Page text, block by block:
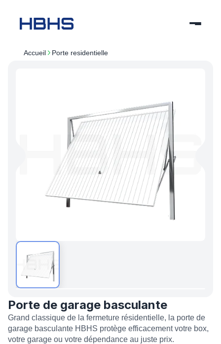
Accueil porte residentielle
Porte de garage basculante
Grand classique de la fermeture résidentielle, la porte de
garage basculante HBHS protège efficacement votre box,
votre garage ou votre dépendance au juste prix.